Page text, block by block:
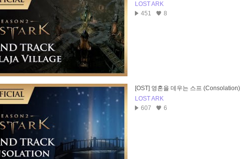
LOST ARK
451
8
[OST] 영혼을 데우는 스프 (Consolation)
LOST ARK
607
6